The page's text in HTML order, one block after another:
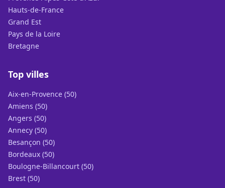
Hauts-de-France
Grand Est
Pays de la Loire
Bretagne
Top villes
Aix-en-Provence (50)
Amiens (50)
Angers (50)
Annecy (50)
Besançon (50)
Bordeaux (50)
Boulogne-Billancourt (50)
Brest (50)